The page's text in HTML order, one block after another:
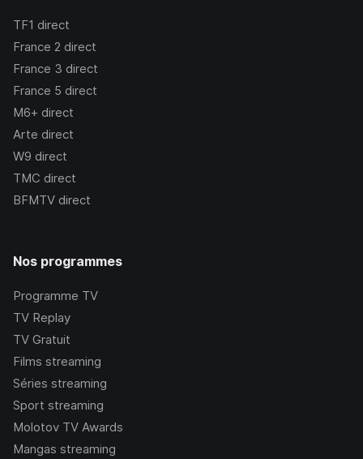
TF1 direct
France 2 direct
France 3 direct
France 5 direct
M6+ direct
Arte direct
W9 direct
TMC direct
BFMTV direct
Nos programmes
Programme TV
TV Replay
TV Gratuit
Films streaming
Séries streaming
Sport streaming
Molotov TV Awards
Mangas streaming